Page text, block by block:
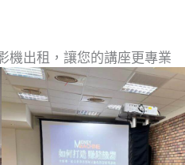
機出租，讓您的講座更專業